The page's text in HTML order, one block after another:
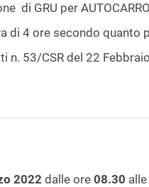
di GRU per
di 4 ore secondo quanto
n. 53/CSR del 22
2022 dalle ore 08.30